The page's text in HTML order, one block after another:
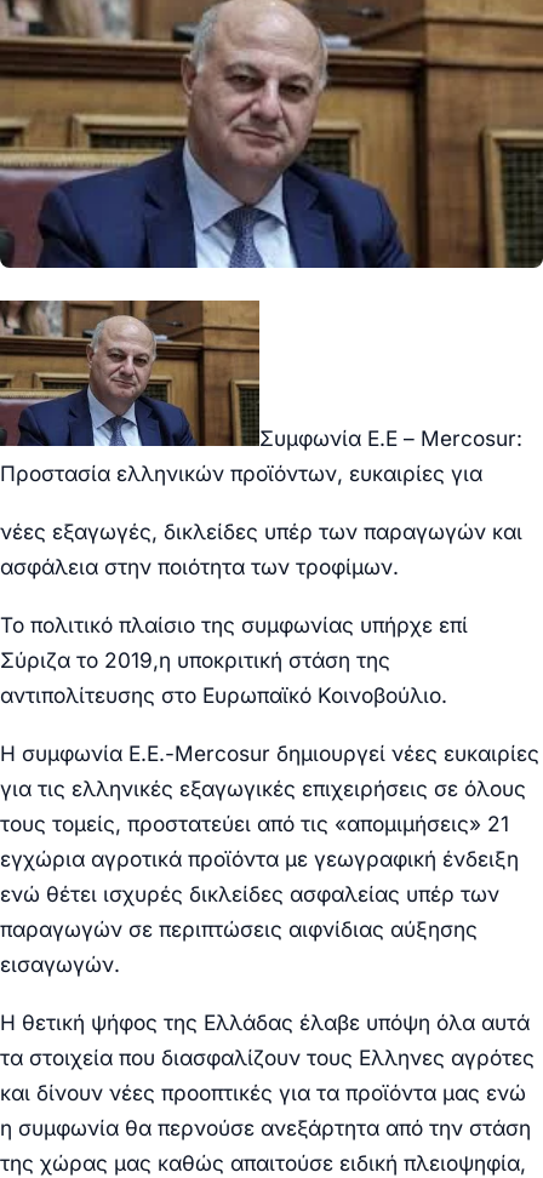
Συμφωνία Ε.Ε – Mercosur:
Προστασία ελληνικών προϊόντων, ευκαιρίες για
νέες εξαγωγές, δικλείδες υπέρ των παραγωγών και
ασφάλεια στην ποιότητα των τροφίμων.
Το πολιτικό πλαίσιο της συμφωνίας υπήρχε επί
Σύριζα το 2019,η υποκριτική στάση της
αντιπολίτευσης στο Ευρωπαϊκό Κοινοβούλιο.
Η συμφωνία Ε.Ε.-Mercosur δημιουργεί νέες ευκαιρίες
για τις ελληνικές εξαγωγικές επιχειρήσεις σε όλους
τους τομείς, προστατεύει από τις «απομιμήσεις» 21
εγχώρια αγροτικά προϊόντα με γεωγραφική ένδειξη
ενώ θέτει ισχυρές δικλείδες ασφαλείας υπέρ των
παραγωγών σε περιπτώσεις αιφνίδιας αύξησης
εισαγωγών.
Η θετική ψήφος της Ελλάδας έλαβε υπόψη όλα αυτά
τα στοιχεία που διασφαλίζουν τους Ελληνες αγρότες
και δίνουν νέες προοπτικές για τα προϊόντα μας ενώ
η συμφωνία θα περνούσε ανεξάρτητα από την στάση
της χώρας μας καθώς απαιτούσε ειδική πλειοψηφία,